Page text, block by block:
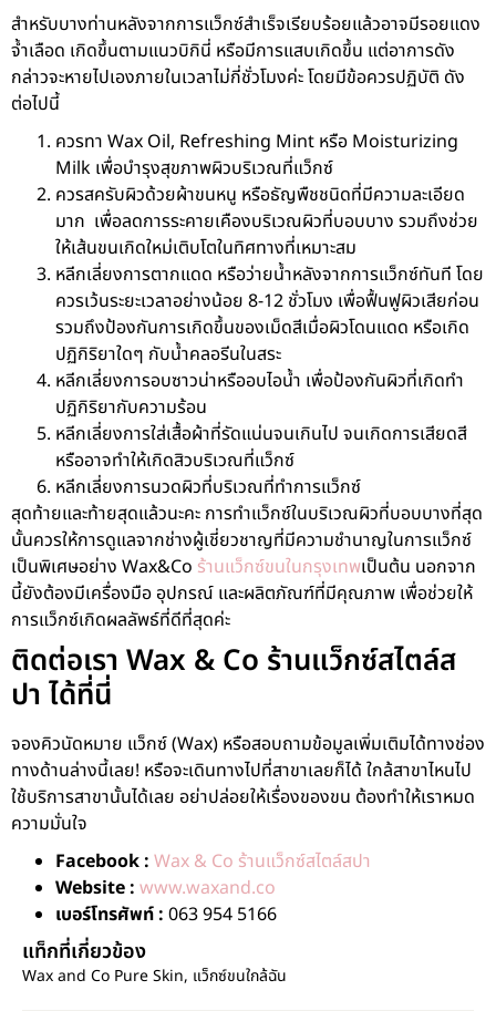
สำหรับบางท่านหลังจากการแว็กซ์สำเร็จเรียบร้อยแล้วอาจมีรอยแดง
จ้ำเลือด เกิดขึ้นตามแนวบิกินี่ หรือมีการแสบเกิดขึ้น แต่อาการดัง
กล่าวจะหายไปเองภายในเวลาไม่กี่ชั่วโมงค่ะ โดยมีข้อควรปฏิบัติ ดัง
ต่อไปนี้
ควรทา Wax Oil, Refreshing Mint หรือ Moisturizing
Milk เพื่อบำรุงสุขภาพผิวบริเวณที่แว็กซ์
ควรสครับผิวด้วยผ้าขนหนู หรือธัญพืชชนิดที่มีความละเอียด
มาก เพื่อลดการระคายเคืองบริเวณผิวที่บอบบาง รวมถึงช่วย
ให้เส้นขนเกิดใหม่เติบโตในทิศทางที่เหมาะสม
หลีกเลี่ยงการตากแดด หรือว่ายน้ำหลังจากการแว็กซ์ทันที โดย
ควรเว้นระยะเวลาอย่างน้อย 8-12 ชั่วโมง เพื่อฟื้นฟูผิวเสียก่อน
รวมถึงป้องกันการเกิดขึ้นของเม็ดสีเมื่อผิวโดนแดด หรือเกิด
ปฏิกิริยาใดๆ กับน้ำคลอรีนในสระ
หลีกเลี่ยงการอบซาวน่าหรืออบไอน้ำ เพื่อป้องกันผิวที่เกิดทำ
ปฏิกิริยากับความร้อน
หลีกเลี่ยงการใส่เสื้อผ้าที่รัดแน่นจนเกินไป จนเกิดการเสียดสี
หรืออาจทำให้เกิดสิวบริเวณที่แว็กซ์
หลีกเลี่ยงการนวดผิวที่บริเวณที่ทำการแว็กซ์
สุดท้ายและท้ายสุดแล้วนะคะ การทำแว็กซ์ในบริเวณผิวที่บอบบางที่สุด
นั้นควรให้การดูแลจากช่างผู้เชี่ยวชาญที่มีความชำนาญในการแว็กซ์
เป็นพิเศษอย่าง Wax&Co ร้านแว็กซ์ขนในกรุงเทพเป็นต้น นอกจาก
นี้ยังต้องมีเครื่องมือ อุปกรณ์ และผลิตภัณฑ์ที่มีคุณภาพ เพื่อช่วยให้
การแว็กซ์เกิดผลลัพธ์ที่ดีที่สุดค่ะ
ติดต่อเรา Wax & Co ร้านแว็กซ์สไตล์ส
ปา ได้ที่นี่
จองคิวนัดหมาย แว็กซ์ (Wax) หรือสอบถามข้อมูลเพิ่มเติมได้ทางช่อง
ทางด้านล่างนี้เลย! หรือจะเดินทางไปที่สาขาเลยก็ได้ ใกล้สาขาไหนไป
ใช้บริการสาขานั้นได้เลย อย่าปล่อยให้เรื่องของขน ต้องทำให้เราหมด
ความมั่นใจ
Facebook : Wax & Co ร้านแว็กซ์สไตล์สปา
Website : www.waxand.co
เบอร์โทรศัพท์ : 063 954 5166
แท็กที่เกี่ยวข้อง
Wax and Co Pure Skin, แว็กซ์ขนใกล้ฉัน